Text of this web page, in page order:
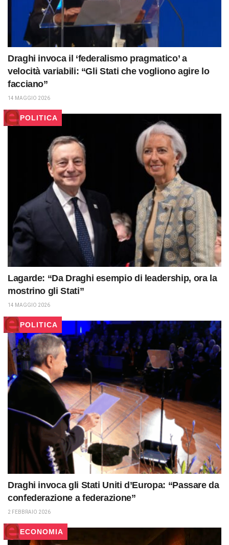
Draghi invoca il ‘federalismo pragmatico’ a
velocità variabili: “Gli Stati che vogliono agire lo
facciano”
14 MAGGIO 2026
POLITICA
Lagarde: “Da Draghi esempio di leadership, ora la
mostrino gli Stati”
14 MAGGIO 2026
POLITICA
Draghi invoca gli Stati Uniti d’Europa: “Passare da
confederazione a federazione”
2 FEBBRAIO 2026
ECONOMIA